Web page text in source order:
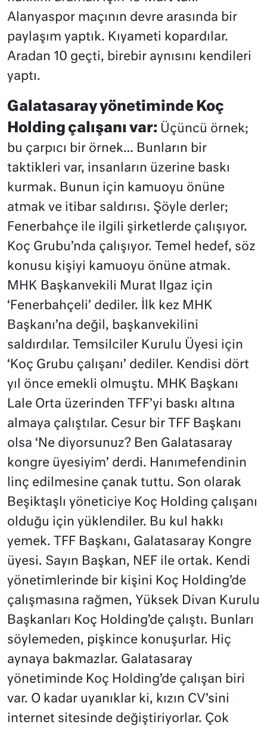
Alanyaspor maçının devre arasında bir
paylaşım yaptık. Kıyameti kopardılar.
Aradan 10 geçti, birebir aynısını kendileri
yaptı.
Galatasaray yönetiminde Koç
Holding çalışanı var: Üçüncü örnek;
bu çarpıcı bir örnek… Bunların bir
taktikleri var, insanların üzerine baskı
kurmak. Bunun için kamuoyu önüne
atmak ve itibar saldırısı. Şöyle derler;
Fenerbahçe ile ilgili şirketlerde çalışıyor.
Koç Grubu’nda çalışıyor. Temel hedef, söz
konusu kişiyi kamuoyu önüne atmak.
MHK Başkanvekili Murat Ilgaz için
‘Fenerbahçeli’ dediler. İlk kez MHK
Başkanı’na değil, başkanvekilini
saldırdılar. Temsilciler Kurulu Üyesi için
‘Koç Grubu çalışanı’ dediler. Kendisi dört
yıl önce emekli olmuştu. MHK Başkanı
Lale Orta üzerinden TFF’yi baskı altına
almaya çalıştılar. Cesur bir TFF Başkanı
olsa ‘Ne diyorsunuz? Ben Galatasaray
kongre üyesiyim’ derdi. Hanımefendinin
linç edilmesine çanak tuttu. Son olarak
Beşiktaşlı yöneticiye Koç Holding çalışanı
olduğu için yüklendiler. Bu kul hakkı
yemek. TFF Başkanı, Galatasaray Kongre
üyesi. Sayın Başkan, NEF ile ortak. Kendi
yönetimlerinde bir kişini Koç Holding’de
çalışmasına rağmen, Yüksek Divan Kurulu
Başkanları Koç Holding’de çalıştı. Bunları
söylemeden, pişkince konuşurlar. Hiç
aynaya bakmazlar. Galatasaray
yönetiminde Koç Holding’de çalışan biri
var. O kadar uyanıklar ki, kızın CV’sini
internet sitesinde değiştiriyorlar. Çok